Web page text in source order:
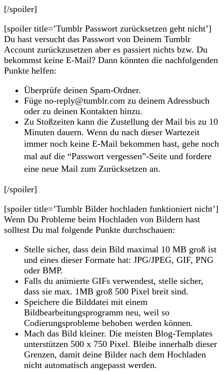
[/spoiler]
[spoiler title=’Tumblr Passwort zurücksetzen geht nicht’]
Du hast versucht das Passwort von Deinem Tumblr
Account zurückzusetzen aber es passiert nichts bzw. Du
bekommst keine E-Mail? Dann könnten die nachfolgenden
Punkte helfen:
Überprüfe deinen Spam-Ordner.
Füge no-reply@tumblr.com zu deinem Adressbuch
oder zu deinen Kontakten hinzu.
Zu Stoßzeiten kann die Zustellung der Mail bis zu 10
Minuten dauern. Wenn du nach dieser Wartezeit
immer noch keine E-Mail bekommen hast, gehe noch
mal auf die “Passwort vergessen”-Seite und fordere
eine neue Mail zum Zurücksetzen an.
[/spoiler]
[spoiler title=’Tumblr Bilder hochladen funktioniert nicht’]
Wenn Du Probleme beim Hochladen von Bildern hast
solltest Du mal folgende Punkte durchschauen:
Stelle sicher, dass dein Bild maximal 10 MB groß ist
und eines dieser Formate hat: JPG/JPEG, GIF, PNG
oder BMP.
Falls du animierte GIFs verwendest, stelle sicher,
dass sie max. 1MB groß 500 Pixel breit sind.
Speichere die Bilddatei mit einem
Bildbearbeitungsprogramm neu, weil so
Codierungsprobleme behoben werden können.
Mach das Bild kleiner. Die meisten Blog-Templates
unterstützen 500 x 750 Pixel. Bleibe innerhalb dieser
Grenzen, damit deine Bilder nach dem Hochladen
nicht automatisch angepasst werden.